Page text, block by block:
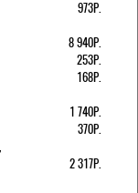
973Р.
8 940Р.
253Р.
168Р.
1 740Р.
370Р.
2 317Р.